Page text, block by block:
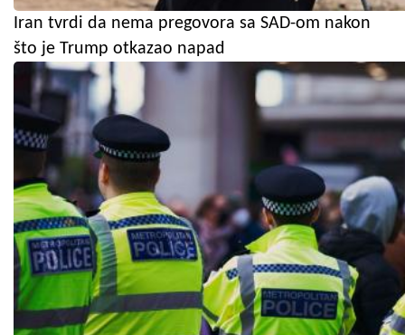
Iran tvrdi da nema pregovora sa SAD-om nakon
što je Trump otkazao napad